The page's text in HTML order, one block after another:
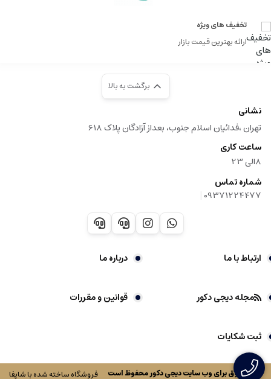
تخفیف های ویژه
ارائه بهترین قیمت بازار
برگشت به بالا
نشانی
تهران ،فدائیان اسلام جنوب، بعداز آزادگان پلاک 618
ساعت کاری
8الی 23
شماره تماس
09371224477
|
ارتباط با ما درباره ما
مجله دیجی دکور قوانین و مقررات
ثبت شکایات
کلیه حقوق برای وب سایتدیجی دکورمحفوظ است فروشگاه ساخته شده با شاپفا